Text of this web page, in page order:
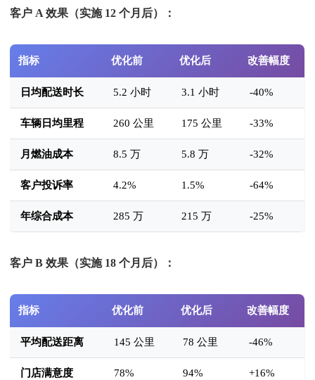
客户 A 效果（实施 12 个月后）：
指标 优化前 优化后 改善幅度
日均配送时长 5.2 小时 3.1 小时 -40%
车辆日均里程 260 公里 175 公里 -33%
月燃油成本 8.5 万 5.8 万 -32%
客户投诉率 4.2% 1.5% -64%
年综合成本 285 万 215 万 -25%
客户 B 效果（实施 18 个月后）：
指标 优化前 优化后 改善幅度
平均配送距离 145 公里 78 公里 -46%
门店满意度 78% 94% +16%